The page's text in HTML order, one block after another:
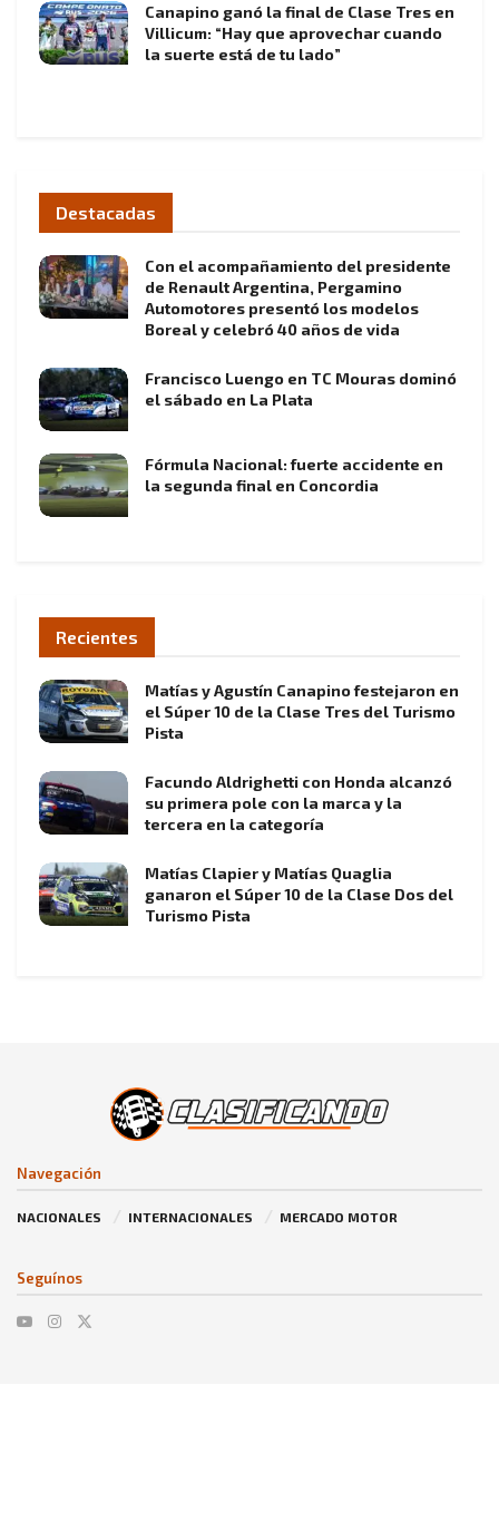
Canapino ganó la final de Clase Tres en
Villicum: “Hay que aprovechar cuando
la suerte está de tu lado”
Destacadas
Con el acompañamiento del presidente
de Renault Argentina, Pergamino
Automotores presentó los modelos
Boreal y celebró 40 años de vida
Francisco Luengo en TC Mouras dominó
el sábado en La Plata
Fórmula Nacional: fuerte accidente en
la segunda final en Concordia
Recientes
Matías y Agustín Canapino festejaron en
el Súper 10 de la Clase Tres del Turismo
Pista
Facundo Aldrighetti con Honda alcanzó
su primera pole con la marca y la
tercera en la categoría
Matías Clapier y Matías Quaglia
ganaron el Súper 10 de la Clase Dos del
Turismo Pista
Navegación
NACIONALES INTERNACIONALES MERCADO MOTOR
Seguínos